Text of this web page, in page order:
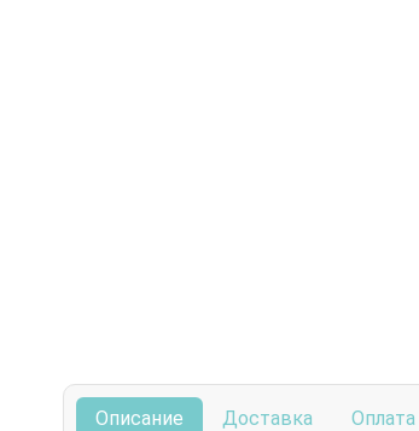
Описание Доставка Оплата